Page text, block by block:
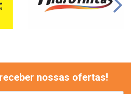
nossas ofertas!